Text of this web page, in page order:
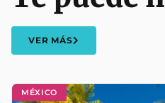
MÉXICO
VER MÁS